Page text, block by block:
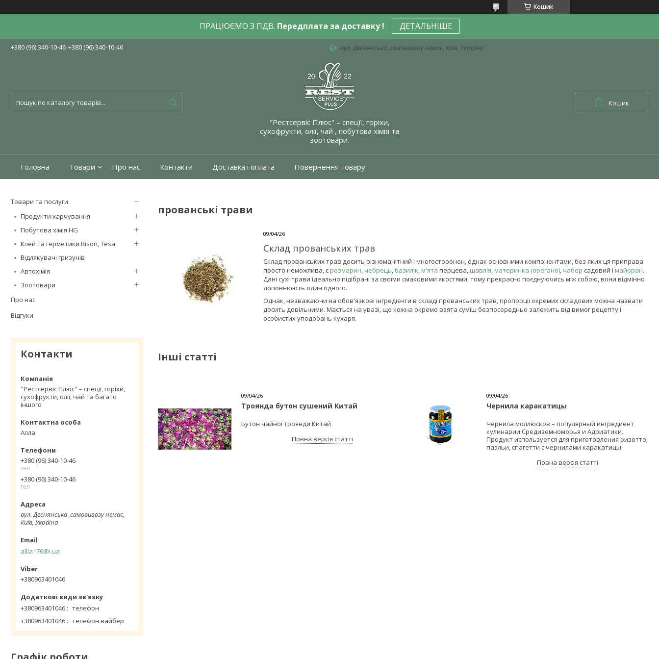
Кошик
ПРАЦЮЄМО З ПДВ. Передплата за доставку ! ДЕТАЛЬНІШЕ
+380 (96) 340-10-46 +380 (96) 340-10-46 вул. Деснянська ,самовивозу немає, Київ, Україна
"Рестсервіс Плюс" – спеції, горіхи,
сухофрукти, олії, чай , побутова хімія та
зоотовари.
Кошик
Головна Товари Про нас Контакти Доставка і оплата Повернення товару
Товари та послуги
Продукти харчування
Побутова хімія HG
Клей та герметики Bison, Tesa
Відлякувачі гризунів
Автохімія
Зоотовари
Про нас
Відгуки
Контакти
"Рестсервіс Плюс" – спеції, горіхи,
сухофрукти, олії, чай та багато
іншого
Алла
+380 (96) 340-10-46
тел
+380 (96) 340-10-46
тел
вул. Деснянська ,самовивозу немає,
Київ, Україна
allla176@i.ua
+380963401046
+380963401046
телефон
+380963401046
телефон вайбер
прованські трави
09/04/26
Склад прованських трав
Склад прованських трав досить різноманітний і многосторонен, однак основними компонентами, без яких ця приправа
просто неможлива, єрозмарин,чебрець, базилік,м'ята перцева,шавлія,материнка (орегано),чабер садовий і майоран.
Дані сухі трави ідеально підібрані за своїми смаковими якостями, тому прекрасно поєднуючись між собою, вони відмінно
доповнюють один одного.
Однак, незважаючи на обов'язкові інгредієнти в складі прованських трав, пропорції окремих складових можна назвати
досить довільними. Мається на увазі, що кожна окремо взята суміш безпосередньо залежить від вимог рецепту і
особистих уподобань кухаря.
Інші статті
09/04/26
Троянда бутон сушений Китай
Бутон чайної троянди Китай
Повна версія статті
09/04/26
Чернила каракатицы
Чернила моллюсков – популярный ингредиент
кулинарии Средиземноморья и Адриатики.
Продукт используется для приготовления ризотто,
паэльи, спагетти с чернилами каракатицы.
Повна версія статті